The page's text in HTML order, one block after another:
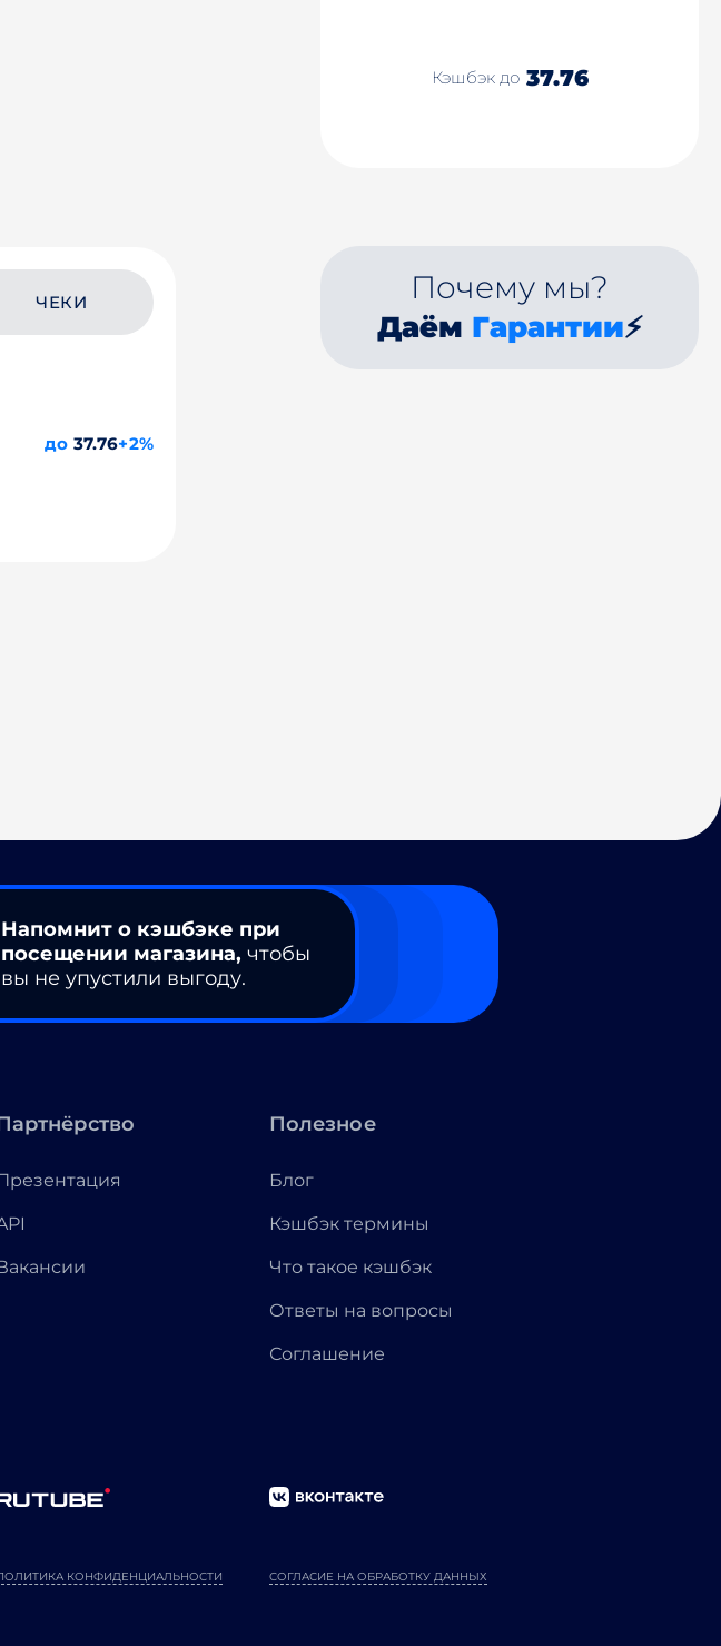
Кэшбэк до 37.76
ЧЕКИ
до 37.76+2%
Почему мы?
Даём Гарантии⚡
Напомнит о кэшбэке при
посещении магазина, чтобы
вы не упустили выгоду.
Полезное
Блог
Кэшбэк термины
Что такое кэшбэк
Ответы на вопросы
Соглашение
КОНФИДЕНЦИАЛЬНОСТИ СОГЛАСИЕ НА ОБРАБОТКУ ДАННЫХ